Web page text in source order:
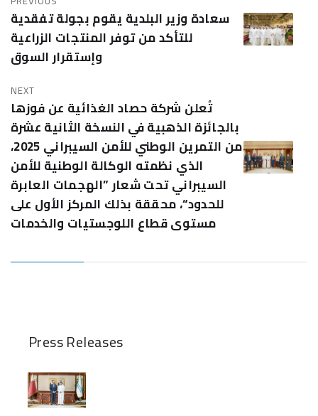
سعادة وزير البلدية يقوم بجولة تفقدية
للتأكد من توفر المنتجات الزراعية
وإستقرار السوق
NEXT
تُعلن شركة حصاد الغذائية عن فوزها
بالجائزة الذهبية في النسخة الثانية عشرة
من التمرين الوطني للأمن السيبراني 2025،
الذي نظمته الوكالة الوطنية للأمن
السيبراني تحت شعار ”الهجمات العابرة
للحدود“، محققة بذلك المركز الأول على
مستوى قطاع اللوجستيات والخدمات
Press Releases